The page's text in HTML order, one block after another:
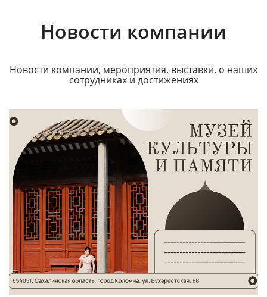
Новости компании
Новости компании, мероприятия, выставки, о наших
сотрудниках и достижениях